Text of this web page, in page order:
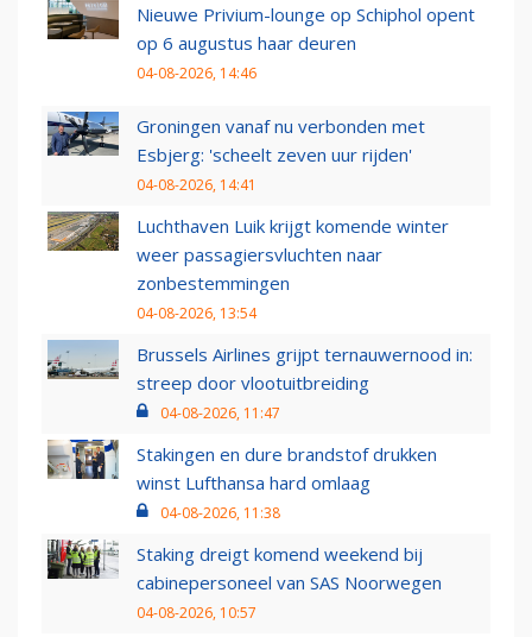
Nieuwe Privium-lounge op Schiphol opent
op 6 augustus haar deuren
04-08-2026, 14:46
Groningen vanaf nu verbonden met
Esbjerg: 'scheelt zeven uur rijden'
04-08-2026, 14:41
Luchthaven Luik krijgt komende winter
weer passagiersvluchten naar
zonbestemmingen
04-08-2026, 13:54
Brussels Airlines grijpt ternauwernood in:
streep door vlootuitbreiding
04-08-2026, 11:47
Stakingen en dure brandstof drukken
winst Lufthansa hard omlaag
04-08-2026, 11:38
Staking dreigt komend weekend bij
cabinepersoneel van SAS Noorwegen
04-08-2026, 10:57